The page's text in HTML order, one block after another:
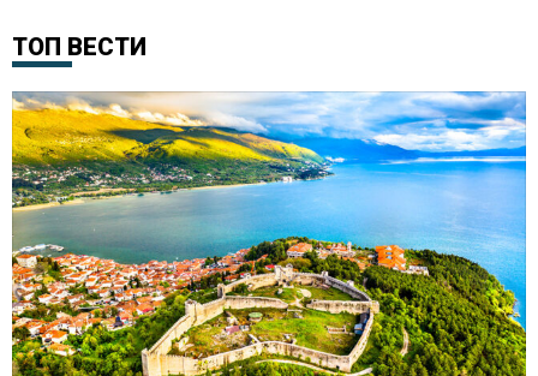
ТОП ВЕСТИ